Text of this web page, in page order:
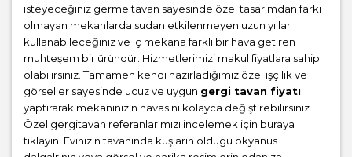
isteyeceğiniz germe tavan sayesinde özel tasarımdan farkı
olmayan mekanlarda sudan etkilenmeyen uzun yıllar
kullanabileceğiniz ve iç mekana farklı bir hava getiren
muhteşem bir üründür. Hizmetlerimizi makul fiyatlara sahip
olabilirsiniz. Tamamen kendi hazırladığımız özel işçilik ve
görseller sayesinde ucuz ve uygun gergi tavan fiyatı
yaptırarak mekanınızın havasını kolayca değiştirebilirsiniz.
Özel gergitavan referanlarımızı incelemek için buraya
tıklayın. Evinizin tavanında kuşların oldugu okyanus